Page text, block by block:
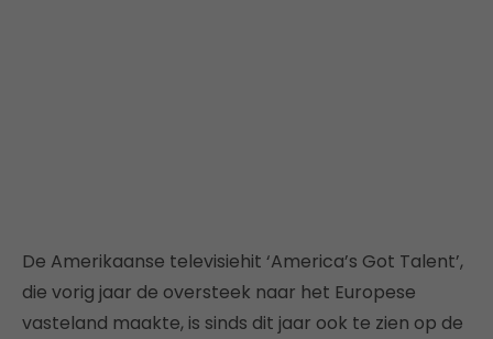
De Amerikaanse televisiehit ‘America’s Got Talent’,
die vorig jaar de oversteek naar het Europese
vasteland maakte, is sinds dit jaar ook te zien op de